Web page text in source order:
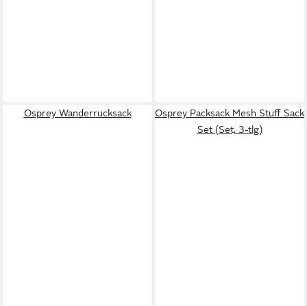
Osprey Wanderrucksack
Osprey Packsack Mesh Stuff Sack
Set (Set, 3-tlg)